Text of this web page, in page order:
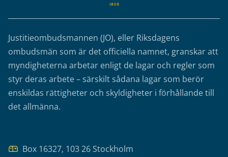
Justitieombudsmannen (JO), eller Riksdagens
ombudsmän som är det officiella namnet, granskar att
myndigheterna arbetar enligt de lagar och regler som
styr deras arbete – särskilt sådana lagar som berör
enskildas rättigheter och skyldigheter i förhållande till
det allmänna.
Box 16327, 103 26 Stockholm